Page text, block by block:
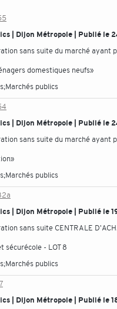
| Dijon Métropole | Publié le
sans suite du marché ayant
domestiques neufs»
publics
| Dijon Métropole | Publié le
sans suite du marché ayant
publics
| Dijon Métropole | Publié le
sans suite CENTRALE
sécurécole - LOT 8
publics
| Dijon Métropole | Publié le